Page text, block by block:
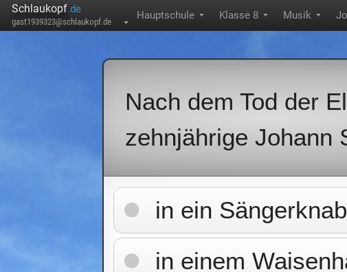
Schlaukopf.de
gast1939323@schlaukopf.de ▼
Hauptschule ▼ Klasse 8 ▼ Musik ▼
Nach dem Tod der
zehnjährige Johann
in ein
in einem